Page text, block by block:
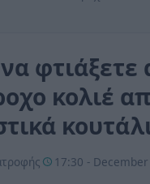
φτιάξετε
κολιέ
17:30 -